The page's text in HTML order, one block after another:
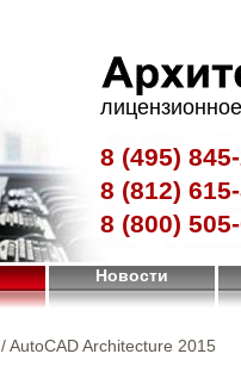
8 (495)
8 (812)
8 (800)
Новости
/ AutoCAD Architecture 2015